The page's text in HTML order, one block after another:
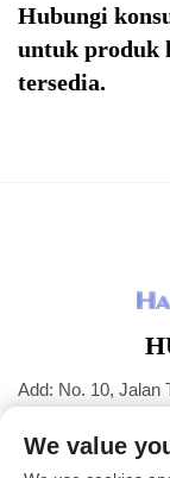
Hubungi
untuk produk
tersedia.
Add: No. 10, Jalan
Telp:+86-22
We value